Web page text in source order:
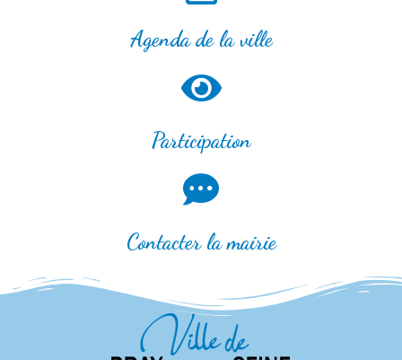
Agenda de la ville
Participation
Contacter la mairie